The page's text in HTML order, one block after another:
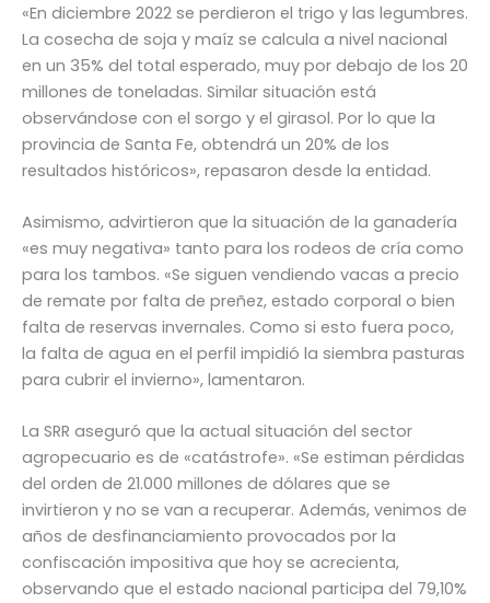
«En diciembre 2022 se perdieron el trigo y las legumbres.
La cosecha de soja y maíz se calcula a nivel nacional
en un 35% del total esperado, muy por debajo de los 20
millones de toneladas. Similar situación está
observándose con el sorgo y el girasol. Por lo que la
provincia de Santa Fe, obtendrá un 20% de los
resultados históricos», repasaron desde la entidad.
Asimismo, advirtieron que la situación de la ganadería
«es muy negativa» tanto para los rodeos de cría como
para los tambos. «Se siguen vendiendo vacas a precio
de remate por falta de preñez, estado corporal o bien
falta de reservas invernales. Como si esto fuera poco,
la falta de agua en el perfil impidió la siembra pasturas
para cubrir el invierno», lamentaron.
La SRR aseguró que la actual situación del sector
agropecuario es de «catástrofe». «Se estiman pérdidas
del orden de 21.000 millones de dólares que se
invirtieron y no se van a recuperar. Además, venimos de
años de desfinanciamiento provocados por la
confiscación impositiva que hoy se acrecienta,
observando que el estado nacional participa del 79,10%